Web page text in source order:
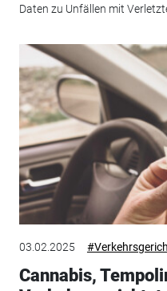
Daten zu Unfällen mit
03.02.2025
Cannabis,